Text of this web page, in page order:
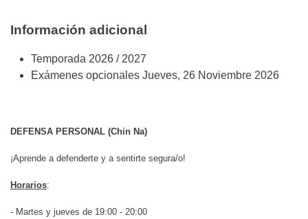
Información adicional
Temporada 2026 / 2027
Exámenes opcionales Jueves, 26 Noviembre 2026
DEFENSA PERSONAL (Chin Na)
¡Aprende a defenderte y a sentirte segura/o!
Horarios:
- Martes y jueves de 19:00 - 20:00